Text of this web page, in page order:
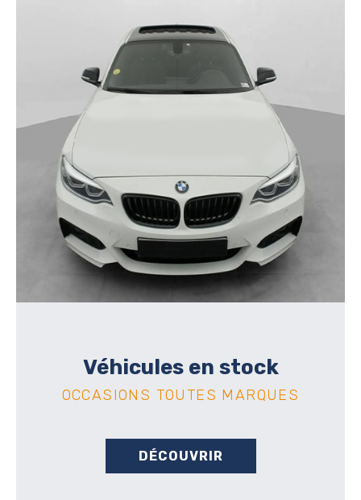
Véhicules en stock
OCCASIONS TOUTES MARQUES
DÉCOUVRIR